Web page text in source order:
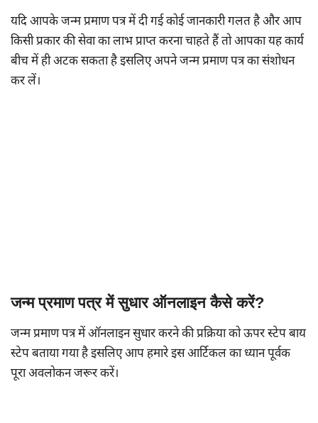
यदि आपके जन्म प्रमाण पत्र में दी गई कोई जानकारी गलत है और आप
किसी प्रकार की सेवा का लाभ प्राप्त करना चाहते हैं तो आपका यह कार्य
बीच में ही अटक सकता है इसलिए अपने जन्म प्रमाण पत्र का संशोधन
कर लें।
जन्म प्रमाण पत्र में सुधार ऑनलाइन कैसे करें?
जन्म प्रमाण पत्र में ऑनलाइन सुधार करने की प्रक्रिया को ऊपर स्टेप बाय
स्टेप बताया गया है इसलिए आप हमारे इस आर्टिकल का ध्यान पूर्वक
पूरा अवलोकन जरूर करें।